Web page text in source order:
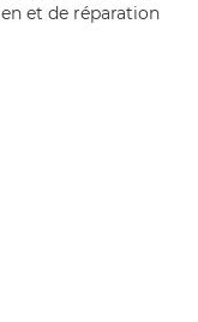
et de réparation